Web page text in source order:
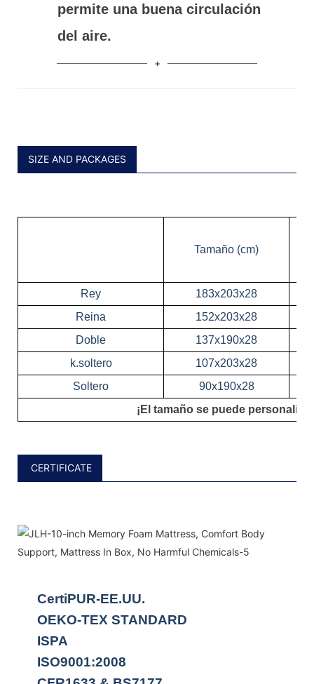
permite una buena circulación
del aire.
SIZE AND PACKAGES
Tamaño (cm)
Rey
183x203x28
Reina
152x203x28
Doble
137x190x28
k.soltero
107x203x28
Soltero
90x190x28
¡El tamaño se puede
CERTIFICATE
CertiPUR-EE.UU.
OEKO-TEX STANDARD
ISPA
ISO9001:2008